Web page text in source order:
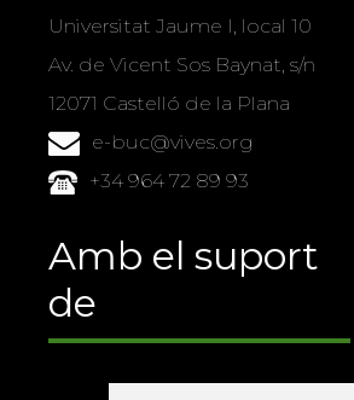
Universitat Jaume I, local 10
Av. de Vicent Sos Baynat, s/n
12071 Castelló de la Plana
e-buc@vives.org
+34 964 72 89 93
Amb el suport
de